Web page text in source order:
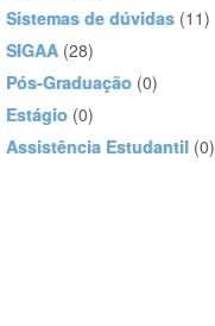
Sistemas de dúvidas (11)
SIGAA (28)
Pós-Graduação (0)
Estágio (0)
Assistência Estudantil (0)